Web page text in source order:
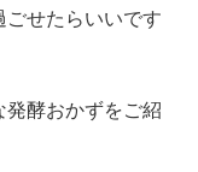
せたらいいです
酵おかずをご紹